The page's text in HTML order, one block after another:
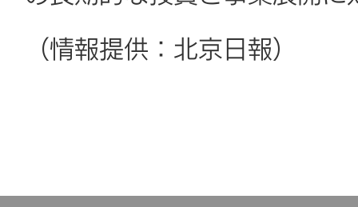
（情報提供：北京日報）